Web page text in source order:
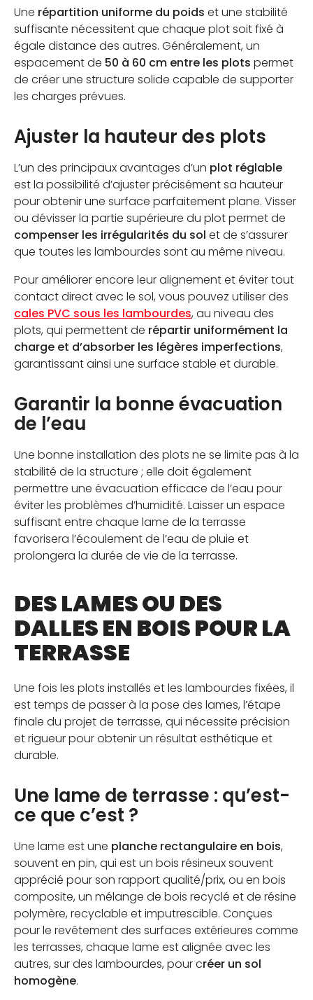
Une répartition uniforme du poids et une stabilité
suffisante nécessitent que chaque plot soit fixé à
égale distance des autres. Généralement, un
espacement de 50 à 60 cm entre les plots permet
de créer une structure solide capable de supporter
les charges prévues.
Ajuster la hauteur des plots
L’un des principaux avantages d’un plot réglable
est la possibilité d’ajuster précisément sa hauteur
pour obtenir une surface parfaitement plane. Visser
ou dévisser la partie supérieure du plot permet de
compenser les irrégularités du sol et de s’assurer
que toutes les lambourdes sont au même niveau.
Pour améliorer encore leur alignement et éviter tout
contact direct avec le sol, vous pouvez utiliser des
cales PVC sous les lambourdes, au niveau des
plots, qui permettent de répartir uniformément la
charge et d’absorber les légères imperfections,
garantissant ainsi une surface stable et durable.
Garantir la bonne évacuation
de l’eau
Une bonne installation des plots ne se limite pas à la
stabilité de la structure ; elle doit également
permettre une évacuation efficace de l’eau pour
éviter les problèmes d’humidité. Laisser un espace
suffisant entre chaque lame de la terrasse
favorisera l’écoulement de l’eau de pluie et
prolongera la durée de vie de la terrasse.
DES LAMES OU DES
DALLES EN BOIS POUR LA
TERRASSE
Une fois les plots installés et les lambourdes fixées, il
est temps de passer à la pose des lames, l’étape
finale du projet de terrasse, qui nécessite précision
et rigueur pour obtenir un résultat esthétique et
durable.
Une lame de terrasse : qu’est-
ce que c’est ?
Une lame est une planche rectangulaire en bois,
souvent en pin, qui est un bois résineux souvent
apprécié pour son rapport qualité/prix, ou en bois
composite, un mélange de bois recyclé et de résine
polymère, recyclable et imputrescible. Conçues
pour le revêtement des surfaces extérieures comme
les terrasses, chaque lame est alignée avec les
autres, sur des lambourdes, pour créer un sol
homogène.